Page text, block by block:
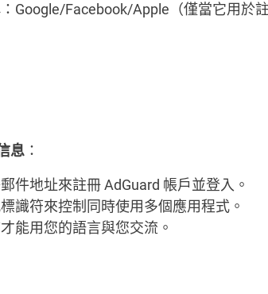
Google/Facebook/Apple（僅當它用於
息 ：
件地址來註冊 AdGuard 帳戶並登入。
識符來控制同時使用多個應用程式。
能用您的語言與您交流。